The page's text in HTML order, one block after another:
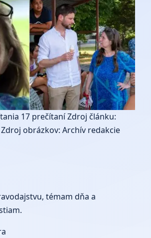
17 prečítaníZdroj článku:
Zdroj obrázkov: Archív redakcie
témam dňa a